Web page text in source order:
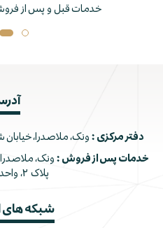
خدمات قبل و پس از فروش
دفتر مرکزی : ونک، ملاصدرا، خیابان
خدمات پس از فروش : ونک،
پلاک ۲، واحد ۱ شمالی
شبکه های